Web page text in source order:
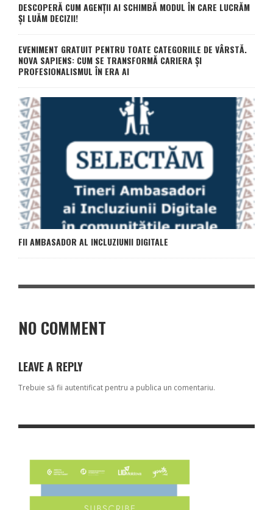
DESCOPERĂ CUM AGENȚII AI SCHIMBĂ MODUL ÎN CARE LUCRĂM
ȘI LUĂM DECIZII!
EVENIMENT GRATUIT PENTRU TOATE CATEGORIILE DE VÂRSTĂ.
NOVA SAPIENS: CUM SE TRANSFORMĂ CARIERA ȘI
PROFESIONALISMUL ÎN ERA AI
FII AMBASADOR AL INCLUZIUNII DIGITALE
NO COMMENT
LEAVE A REPLY
Trebuie să fii autentificat pentru a publica un comentariu.